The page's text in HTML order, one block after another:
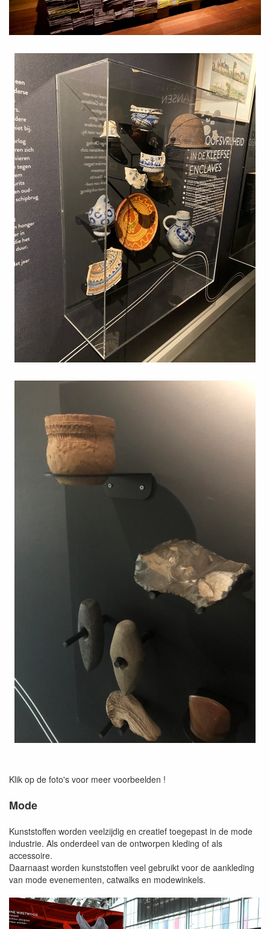
Klik op de foto's voor meer voorbeelden !
Mode
Kunststoffen worden veelzijdig en creatief toegepast in de mode
industrie. Als onderdeel van de ontworpen kleding of als
accessoire.
Daarnaast worden kunststoffen veel gebruikt voor de aankleding
van mode evenementen, catwalks en modewinkels.